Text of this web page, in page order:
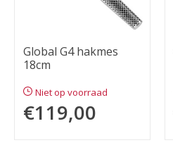
Global G4 hakmes
18cm
Niet op voorraad
€119,00